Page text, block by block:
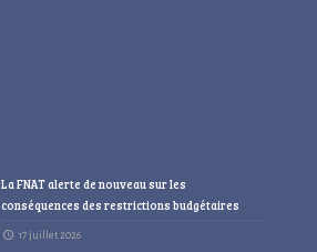
La FNAT alerte de nouveau sur les
conséquences des restrictions budgétaires
17 juillet 2026